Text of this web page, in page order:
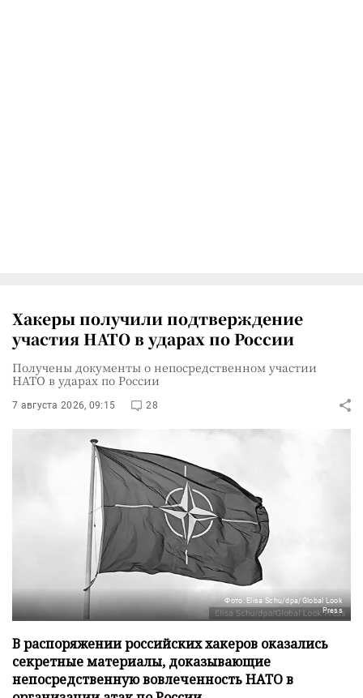
Хакеры получили подтверждение
участия НАТО в ударах по России
Получены документы о непосредственном участии
НАТО в ударах по России
7 августа 2026, 09:15 28
Фото: Elisa Schu/dpa/Global Look
Press
В распоряжении российских хакеров оказались
секретные материалы, доказывающие
непосредственную вовлеченность НАТО в